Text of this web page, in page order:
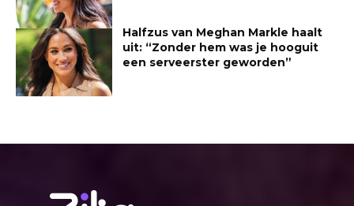
Halfzus van Meghan Markle haalt
uit: “Zonder hem was je hooguit
een serveerster geworden”